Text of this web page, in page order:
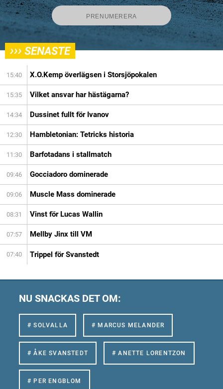
››› SENASTE
15:40 X.O.Kemp överlägsen i Storsjöpokalen
15:35 Vilket ansvar har hästägarna?
14:34 Dussinet fullt för Ivanov
12:30 Hambletonian: Tetricks historia
11:30 Barfotadans i stallmatch
09:46 Gocciadoro dominerade
09:06 Muscle Mass dominerade
08:31 Vinst för Lucas Wallin
07:57 Mellby Jinx till VM
07:40 Trippel för Svanstedt
NU SNACKAS DET OM:
# SOLVALLA # MARCUS MELANDER
# ÅKE SVANSTEDT # ANETTE LORENTZON
# PER ENGBLOM